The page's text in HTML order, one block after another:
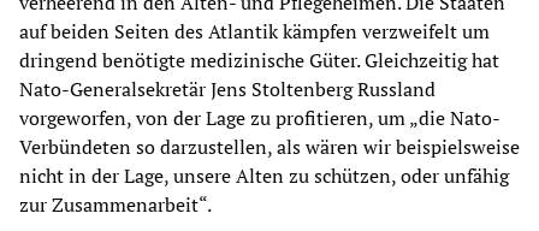
auf beiden Seiten des Atlantik kämpfen verzweifelt um
dringend benötigte medizinische Güter. Gleichzeitig hat
Nato-Generalsekretär Jens Stoltenberg Russland
vorgeworfen, von der Lage zu profitieren, um „die Nato-
Verbündeten so darzustellen, als wären wir beispielsweise
nicht in der Lage, unsere Alten zu schützen, oder unfähig
zur Zusammenarbeit“.